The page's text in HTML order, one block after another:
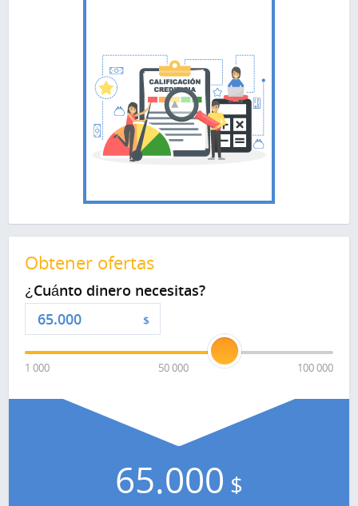
Obtener ofertas
¿Cuánto dinero necesitas?
$
1 000 50 000 100 000
65.000 $